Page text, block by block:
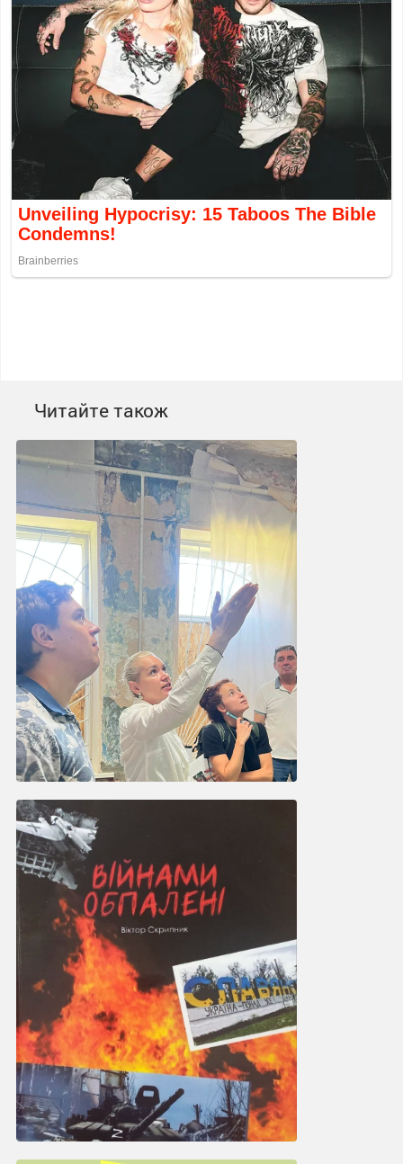
Читайте також
Культура
Французькі журналістки
відвідали прифронтовий
Слов’янськ: що побачили
12:15, 8.07.2026